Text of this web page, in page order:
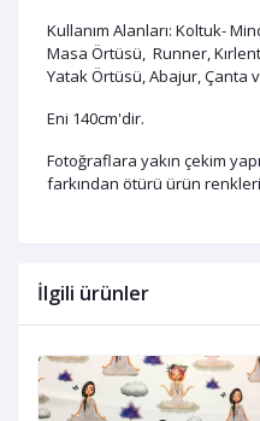
Kullanım Alanları: Koltuk-
Masa Örtüsü, Runner,
Yatak Örtüsü, Abajur, Çanta
Eni 140cm'dir.
Fotoğraflara yakın çekim
farkından ötürü ürün
İlgili ürünler